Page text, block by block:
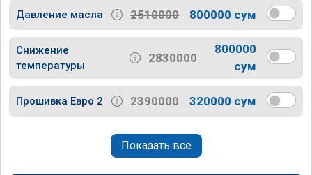
Давление масла 2510000 800000 сум
Снижение
температуры
2830000
800000
сум
Прошивка Евро 2 2390000 320000 сум
Показать все